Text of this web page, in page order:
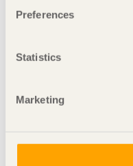
Preferences
Statistics
Marketing